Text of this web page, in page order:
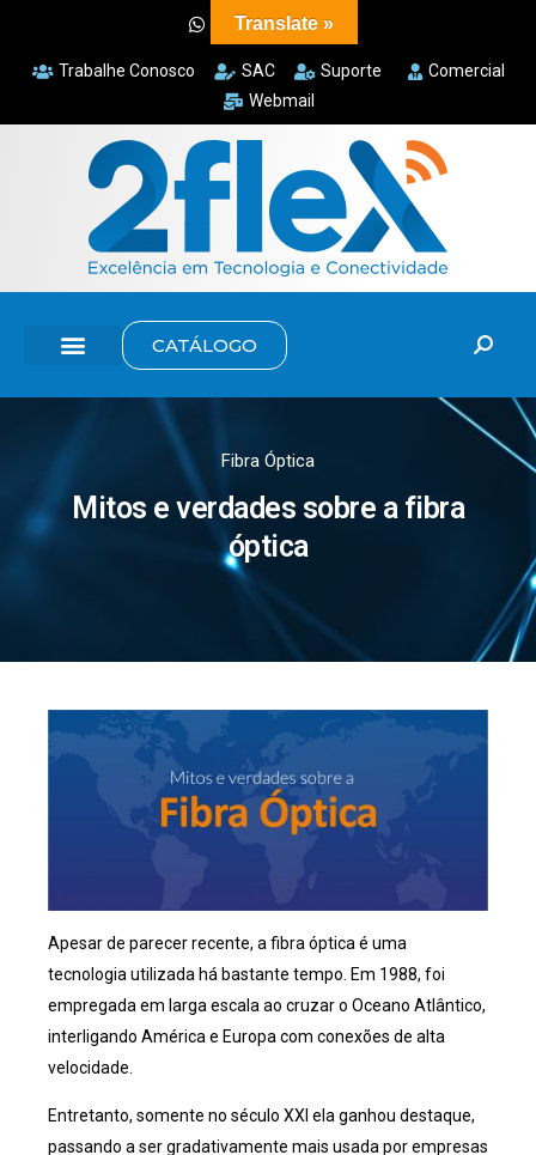
Trabalhe Conosco SAC Suporte
Comercial
Webmail
CATÁLOGO
Fibra Óptica
Mitos e verdades sobre a fibra
óptica
Apesar de parecer recente, afibra ópticaé uma
tecnologia utilizada há bastante tempo. Em 1988, foi
empregada em larga escala ao cruzar o Oceano Atlântico,
interligando América e Europa com conexões de alta
velocidade.
Entretanto, somente no século XXI ela ganhou destaque,
passando a ser gradativamente mais usada por empresas
Translate »